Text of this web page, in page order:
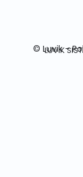
LUVIK
© Luvik -